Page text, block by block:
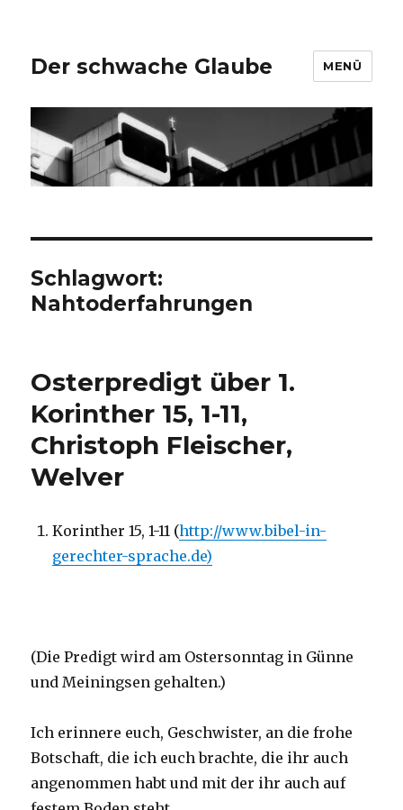
Der schwache Glaube MENÜ
Schlagwort:
Nahtoderfahrungen
Osterpredigt über 1.
Korinther 15, 1-11,
Christoph Fleischer,
Welver
Korinther 15, 1-11 (http://www.bibel-in-
gerechter-sprache.de)
(Die Predigt wird am Ostersonntag in Günne
und Meiningsen gehalten.)
Ich erinnere euch, Geschwister, an die frohe
Botschaft, die ich euch brachte, die ihr auch
angenommen habt und mit der ihr auch auf